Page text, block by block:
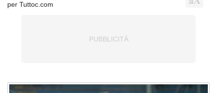
per Tuttoc.com